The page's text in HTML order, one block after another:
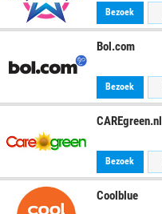
Bezoek
Bol.com
Bezoek
CAREgreen.nl
Bezoek
Coolblue